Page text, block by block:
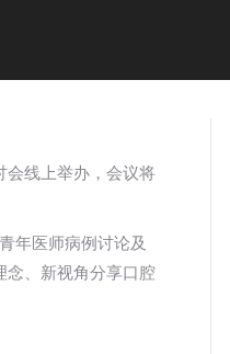
会线上举办，会议将
年医师病例讨论及
念、新视角分享口腔